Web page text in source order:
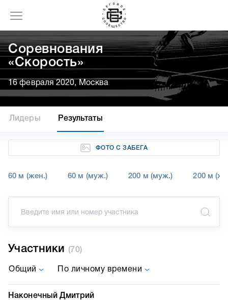
Соревнования
«Скорость»
16 февраля 2020, Москва
Лидеры Результаты
ФОТО С ЗАБЕГА
60 м (жен.) 60 м (муж.) 200 м (муж.) 200 м
Участники (70)
Общий По личному времени
Наконечный Дмитрий